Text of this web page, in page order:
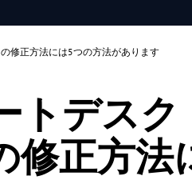
の画面を一度にまとめて管理
設定でユーザー管理を効率化
修正方法には5つの方法があります
トデス
修正方法